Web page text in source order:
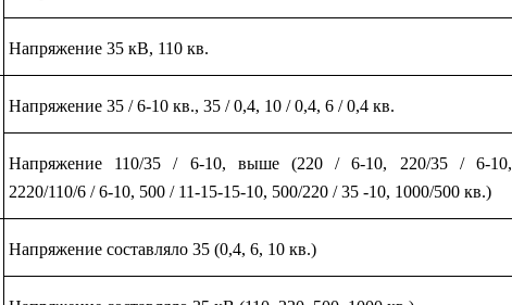
Напряжение 35 кВ, 110 кв.
Напряжение 35 / 6-10 кв., 35 / 0,4, 10 / 0,4, 6 / 0,4 кв.
Напряжение 110/35 / 6-10, выше (220 / 6-10, 220/35 / 6-10,
2220/110/6 / 6-10, 500 / 11-15-15-10, 500/220 / 35 -10, 1000/500 кв.)
Напряжение составляло 35 (0,4, 6, 10 кв.)